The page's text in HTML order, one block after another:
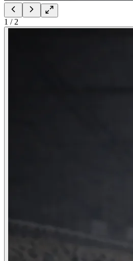
1 / 2